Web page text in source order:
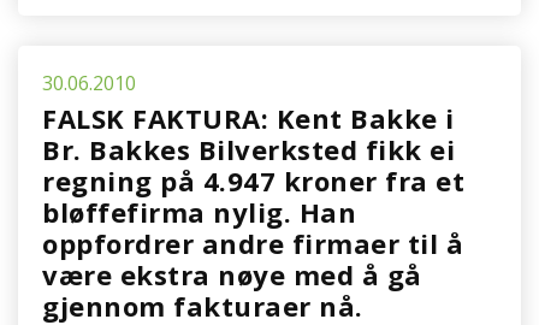
30.06.2010
FALSK FAKTURA: Kent Bakke i
Br. Bakkes Bilverksted fikk ei
regning på 4.947 kroner fra et
bløffefirma nylig. Han
oppfordrer andre firmaer til å
være ekstra nøye med å gå
gjennom fakturaer nå.